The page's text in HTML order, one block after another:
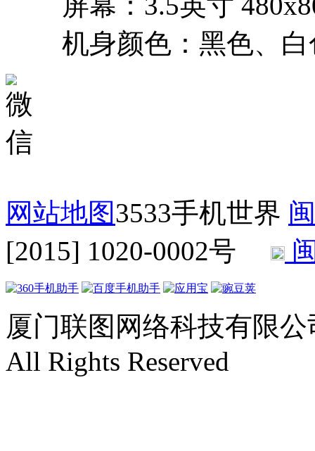
机身颜色：黑色、
网站地图3533手机世界
[2015] 1020-0002号
厦门联图网络科技有限公
All Rights Reserved